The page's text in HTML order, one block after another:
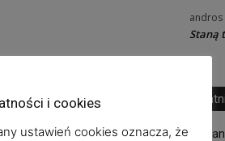
andros
Staną
i cookies
ustawień cookies oznacza, że